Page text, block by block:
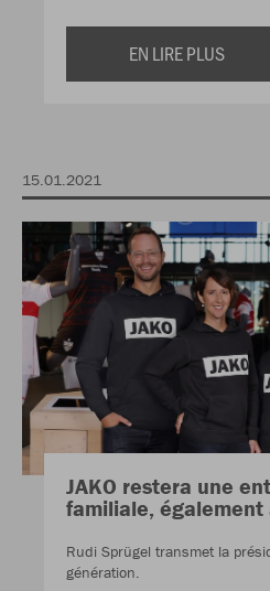
EN LIRE PLUS
15.01.2021
JAKO restera une
familiale, également
Rudi Sprügel transmet la
génération.